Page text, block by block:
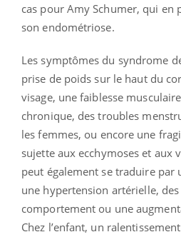
cas pour Amy Schumer, qui
son endométriose.
Les symptômes du syndrome
prise de poids sur le haut du
visage, une faiblesse
chronique, des troubles
les femmes, ou encore une
sujette aux ecchymoses et aux
peut également se traduire par
une hypertension artérielle,
comportement ou une
Chez l’enfant, un